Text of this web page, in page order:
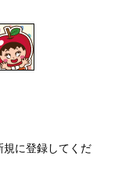
規に登録してくだ